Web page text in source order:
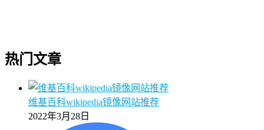
热门文章
维基百科wikipedia镜像网站推荐
2022年3月28日